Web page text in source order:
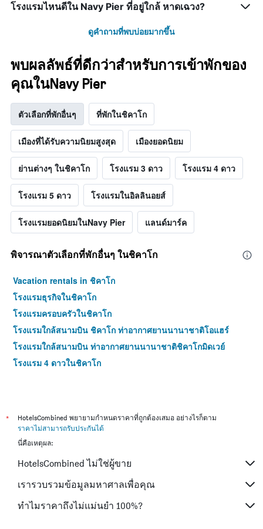
โรงแรมไหนดีใน Navy Pier ที่อยู่ใกล้ หาดเฉวง?
ดูคำถามที่พบบ่อยมากขึ้น
พบผลลัพธ์ที่ดีกว่าสำหรับการเข้าพักของ
คุณในNavy Pier
ตัวเลือกที่พักอื่นๆ ที่พักในชิคาโก
เมืองที่ได้รับความนิยมสูงสุด เมืองยอดนิยม
ย่านต่างๆ ในชิคาโก โรงแรม 3 ดาว โรงแรม 4 ดาว
โรงแรม 5 ดาว โรงแรมในอิลลินอยส์
โรงแรมยอดนิยมในNavy Pier แลนด์มาร์ค
พิจารณาตัวเลือกที่พักอื่นๆ ในชิคาโก
Vacation rentals in ชิคาโก
โรงแรมธุรกิจในชิคาโก
โรงแรมครอบครัวในชิคาโก
โรงแรมใกล้สนามบิน ชิคาโก ท่าอากาศยานนานาชาติโอแฮร์
โรงแรมใกล้สนามบิน ท่าอากาศยานนานาชาติชิคาโกมิดเวย์
โรงแรม 4 ดาวในชิคาโก
*
HotelsCombined พยายามกำหนดราคาที่ถูกต้องเสมอ อย่างไรก็ตาม
ราคาไม่สามารถรับประกันได้
นี่คือเหตุผล:
HotelsCombined ไม่ใช่ผู้ขาย
เรารวบรวมข้อมูลมหาศาลเพื่อคุณ
ทำไมราคาถึงไม่แม่นยำ 100%?